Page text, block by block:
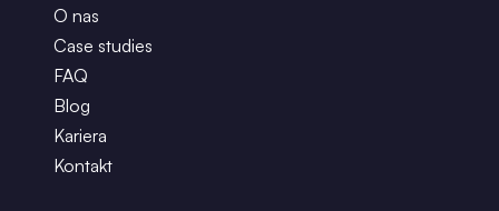
O nas
Case studies
FAQ
Blog
Kariera
Kontakt